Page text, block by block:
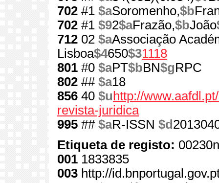
702 #1 $aSoromenho,$b
702 #1 $92$aFrazão,$bJoão
712 02 $aAssociação
Lisboa$4650$31118
801 #0 $aPT$bBN$gRPC
802 ## $a18
856 40 $u http://
revista-juridica
995 ## $aR-ISSN $d
Etiqueta de registo:
001 1833835
003 http://